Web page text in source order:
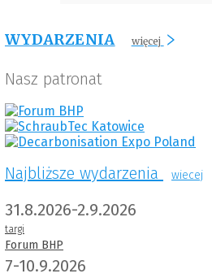
WYDARZENIA więcej
Nasz patronat
Najbliższe wydarzenia wiecej
31.8.2026-2.9.2026
targi
Forum BHP
7-10.9.2026